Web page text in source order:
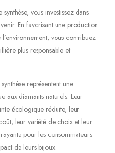
vous investissez dans
En favorisant une production
vous contribuez
plus responsable et
représentent une
aux diamants naturels. Leur
écologique réduite, leur
leur variété de choix et leur
pour les consommateurs
de leurs bijoux.